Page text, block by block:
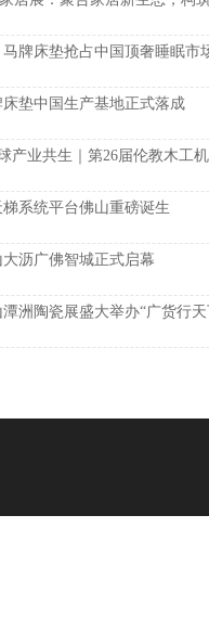
牌床垫抢占中国顶奢睡眠市
垫中国生产基地正式落成
产业共生｜第26届伦教木工
系统平台佛山重磅诞生
沥广佛智城正式启幕
洲陶瓷展盛大举办“广货行